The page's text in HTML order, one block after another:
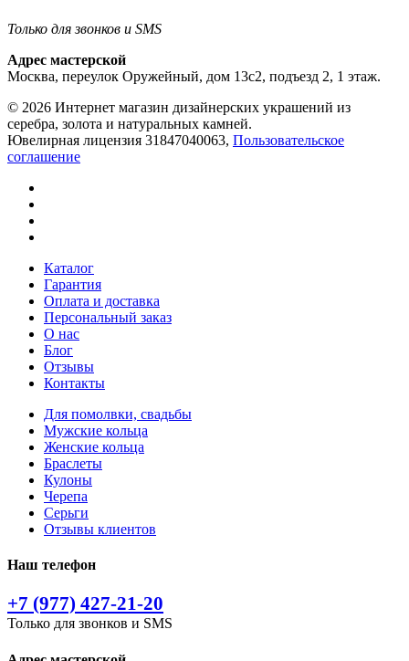
Только для звонков и SMS
Адрес мастерской
Москва, переулок Оружейный, дом 13с2, подъезд 2, 1 этаж.
© 2026 Интернет магазин дизайнерских украшений из
серебра, золота и натуральных камней.
Ювелирная лицензия 31847040063, Пользовательское
соглашение
Каталог
Гарантия
Оплата и доставка
Персональный заказ
О нас
Блог
Отзывы
Контакты
Для помолвки, свадьбы
Мужские кольца
Женские кольца
Браслеты
Кулоны
Черепа
Серьги
Отзывы клиентов
Наш телефон
+7 (977) 427-21-20
Только для звонков и SMS